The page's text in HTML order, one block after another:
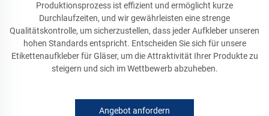
Produktionsprozess ist effizient und ermöglicht kurze
Durchlaufzeiten, und wir gewährleisten eine strenge
Qualitätskontrolle, um sicherzustellen, dass jeder Aufkleber unseren
hohen Standards entspricht. Entscheiden Sie sich für unsere
Etikettenaufkleber für Gläser, um die Attraktivität Ihrer Produkte zu
steigern und sich im Wettbewerb abzuheben.
Angebot anfordern